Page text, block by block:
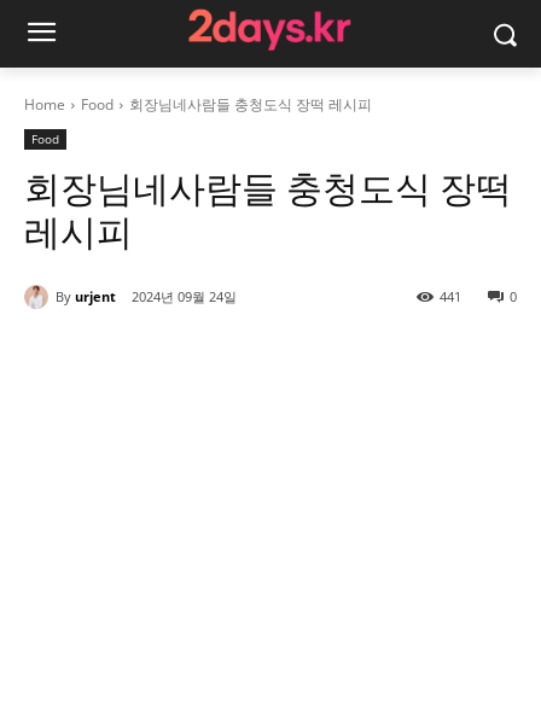
Home Food 회장님네사람들 충청도식 장떡 레시피
Food
회장님네사람들 충청도식 장떡
레시피
By urjent 2024년 09월 24일 0
441